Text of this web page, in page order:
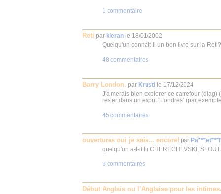
1 commentaire
Reti par kieran le 18/01/2002
Quelqu'un connait-il un bon livre sur la
48 commentaires
Barry London. par Krusti le 17/12/2024
J'aimerais bien explorer ce carrefour (diag)
rester dans un esprit "Londres" (par
45 commentaires
ouvertures oui je sais... encore! par
quelqu'un a-t-il lu CHERECHEVSKI,
9 commentaires
Début Anglais ou l’Anglaise pour les